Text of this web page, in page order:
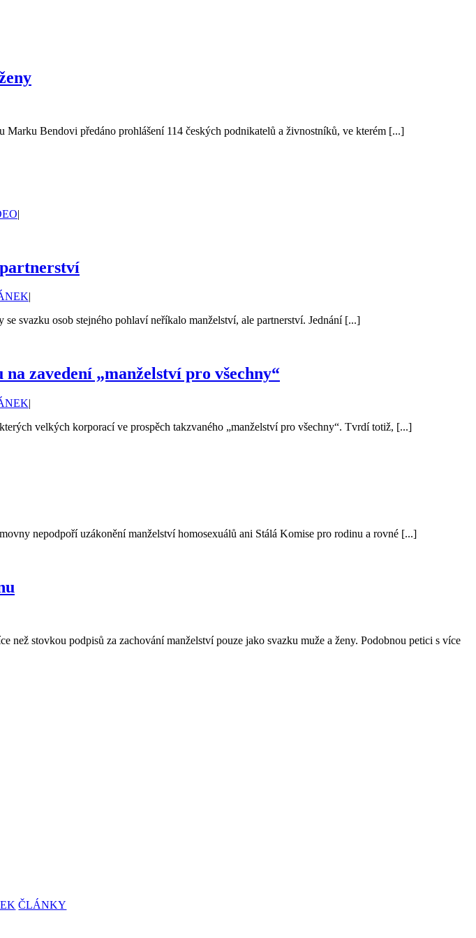
Bendovi předáno prohlášení 114 českých podnikatelů a živnostníků, ve kterém [...]
|
|
svazku osob stejného pohlaví neříkalo manželství, ale partnerství. Jednání [...]
zavedení „manželství pro všechny“
|
velkých korporací ve prospěch takzvaného „manželství pro všechny“. Tvrdí totiž, [...]
nepodpoří uzákonění manželství homosexuálů ani Stálá Komise pro rodinu a rovné [...]
než stovkou podpisů za zachování manželství pouze jako svazku muže a ženy. Podobnou petici s více
ČLÁNKY